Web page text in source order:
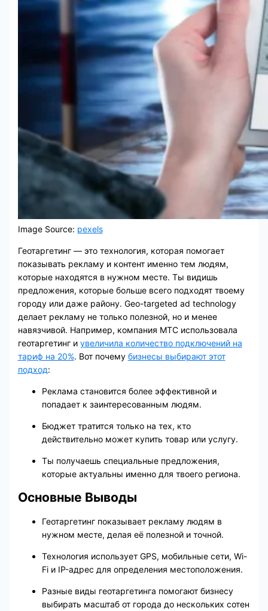
Image Source: pexels
Геотаргетинг — это технология, которая помогает
показывать рекламу и контент именно тем людям,
которые находятся в нужном месте. Ты видишь
предложения, которые больше всего подходят твоему
городу или даже району. Geo-targeted ad technology
делает рекламу не только полезной, но и менее
навязчивой. Например, компания МТС использовала
геотаргетинг и увеличила количество подключений на
тариф на 20%. Вот почему бизнесы выбирают этот
подход:
Реклама становится более эффективной и
попадает к заинтересованным людям.
Бюджет тратится только на тех, кто
действительно может купить товар или услугу.
Ты получаешь специальные предложения,
которые актуальны именно для твоего региона.
Основные Выводы
Геотаргетинг показывает рекламу людям в
нужном месте, делая её полезной и точной.
Технология использует GPS, мобильные сети, Wi-
Fi и IP-адрес для определения местоположения.
Разные виды геотаргетинга помогают бизнесу
выбирать масштаб от города до нескольких сотен